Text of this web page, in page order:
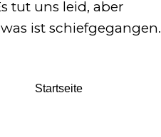
tut uns leid, aber
ist schiefgegangen.
Startseite